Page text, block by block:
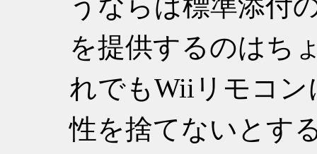
を提供するのはち
れでもWiiリモコ
性を捨てないとす